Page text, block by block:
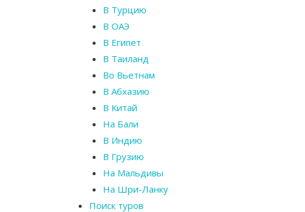
В Турцию
В ОАЭ
В Египет
В Таиланд
Во Вьетнам
В Абхазию
В Китай
На Бали
В Индию
В Грузию
На Мальдивы
На Шри-Ланку
Поиск туров